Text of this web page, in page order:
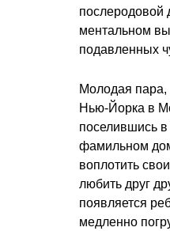
послеродовой
ментальном
подавленных
Молодая
Нью-Йорка в
поселившись
фамильном
воплотить
любить друг
появляется
медленно